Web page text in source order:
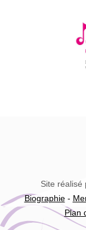
Site réalisé
Biographie-
Plan